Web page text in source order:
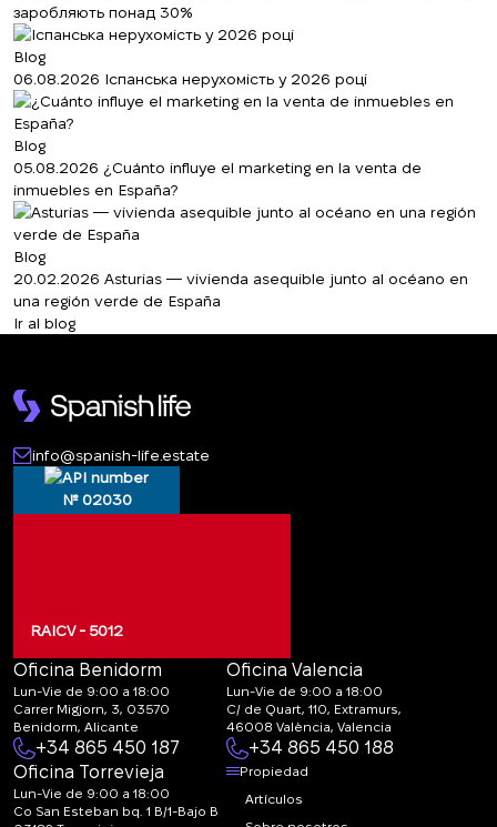
заробляють понад 30%
Blog
06.08.2026 Іспанська нерухомість у 2026 році
Blog
05.08.2026 ¿Cuánto influye el marketing en la venta de
inmuebles en España?
Blog
20.02.2026 Asturias — vivienda asequible junto al océano en
una región verde de España
Ir al blog
info@spanish-life.estate
№ 02030
RAICV - 5012
Oficina Benidorm
Lun-Vie de 9:00 a 18:00
Carrer Migjorn, 3, 03570
Benidorm, Alicante
+34 865 450 187
Oficina Valencia
Lun-Vie de 9:00 a 18:00
C/ de Quart, 110, Extramurs,
46008 València, Valencia
+34 865 450 188
Oficina Torrevieja
Lun-Vie de 9:00 a 18:00
Co San Esteban bq. 1 B/1-Bajo B
Propiedad
Artículos